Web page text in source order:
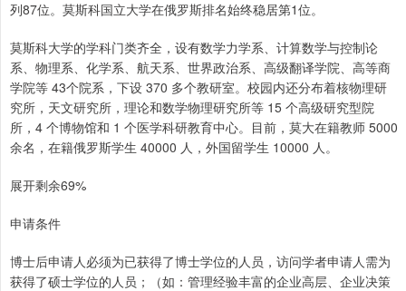
列87位。莫斯科国立大学在俄罗斯排名始终稳居第1位。
莫斯科大学的学科门类齐全，设有数学力学系、计算数学与控制论
系、物理系、化学系、航天系、世界政治系、高级翻译学院、高等商
学院等 43个院系，下设 370 多个教研室。校园内还分布着核物理研
究所，天文研究所，理论和数学物理研究所等 15 个高级研究型院
所，4 个博物馆和 1 个医学科研教育中心。目前，莫大在籍教师 5000
余名，在籍俄罗斯学生 40000 人，外国留学生 10000 人。
展开剩余69%
申请条件
博士后申请人必须为已获得了博士学位的人员，访问学者申请人需为
获得了硕士学位的人员；（如：管理经验丰富的企业高层、企业决策